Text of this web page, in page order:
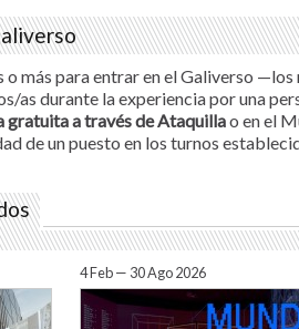
o más para entrar en el Galiverso —los
as durante la experiencia por una
gratuita a través de Ataquillao en el
de un puesto en los turnos
(solapa activa)
4 Feb — 30 Ago 2026